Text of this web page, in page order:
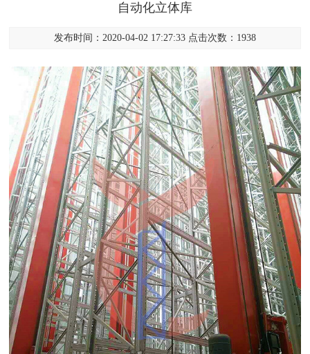
自动化立体库
发布时间：2020-04-02 17:27:33 点击次数：1938